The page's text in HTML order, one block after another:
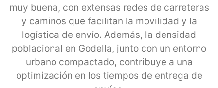
muy buena, con extensas redes de carreteras
y caminos que facilitan la movilidad y la
logística de envío. Además, la densidad
poblacional en Godella, junto con un entorno
urbano compactado, contribuye a una
optimización en los tiempos de entrega de